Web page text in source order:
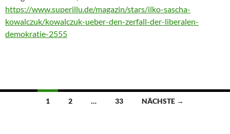
https://www.superillu.de/magazin/stars/ilko-sascha-
kowalczuk/kowalczuk-ueber-den-zerfall-der-liberalen-
demokratie-2555
Beitragsnavigation
1 2 … 33 NÄCHSTE →